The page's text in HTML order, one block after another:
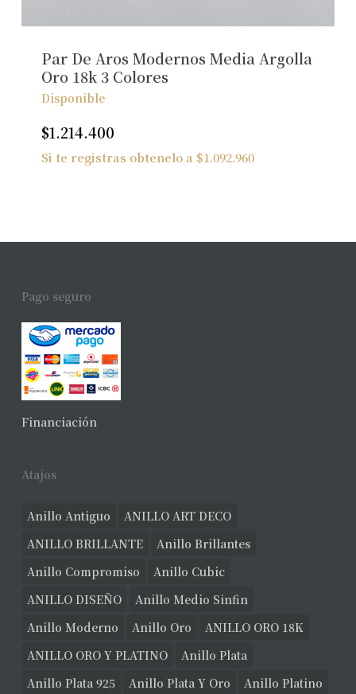
Par De Aros Modernos Media Argolla
Oro 18k 3 Colores
Disponible
$1.214.400
Si te registras obtenelo a $1.092.960
Pago seguro
Financiación
Atajos
Anillo Antiguo
ANILLO ART DECO
ANILLO BRILLANTE
Anillo Brillantes
Anillo Compromiso
Anillo Cubic
ANILLO DISEÑO
Anillo Medio Sinfin
Anillo Moderno
Anillo Oro
ANILLO ORO 18K
ANILLO ORO Y PLATINO
Anillo Plata
Anillo Plata 925
Anillo Plata Y Oro
Anillo Platino